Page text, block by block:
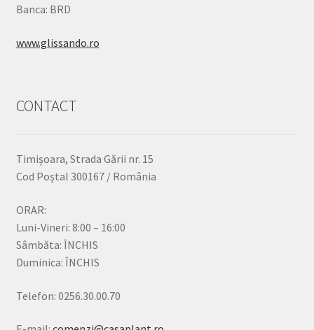
Banca: BRD
www.glissando.ro
CONTACT
Timișoara, Strada Gării nr. 15
Cod Poștal 300167 / România
ORAR:
Luni-Vineri: 8:00 – 16:00
Sâmbăta: ÎNCHIS
Duminica: ÎNCHIS
Telefon: 0256.30.00.70